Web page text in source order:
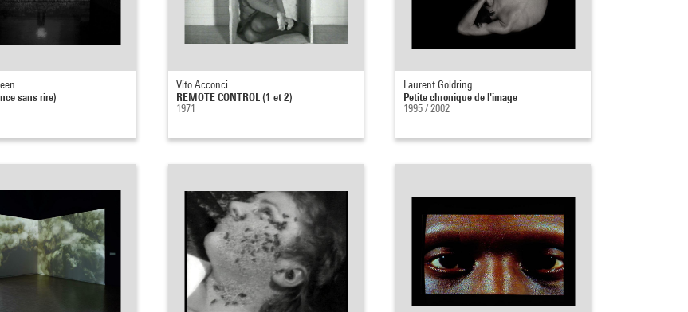
sans rire)
Vito Acconci
REMOTE CONTROL (1 et 2)
1971
Laurent Goldring
Petite chronique de l'image
1995 / 2002